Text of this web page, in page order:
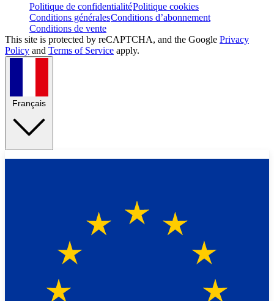
Politique de confidentialitéPolitique cookies
Conditions généralesConditions d’abonnement
Conditions de vente
This site is protected by reCAPTCHA, and the Google Privacy
Policy and Terms of Service apply.
Français